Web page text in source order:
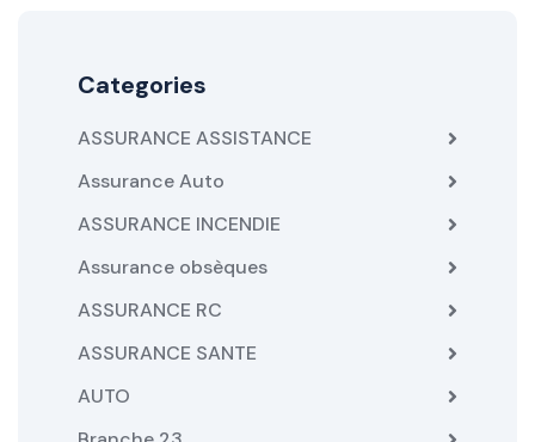
Categories
ASSURANCE ASSISTANCE
Assurance Auto
ASSURANCE INCENDIE
Assurance obsèques
ASSURANCE RC
ASSURANCE SANTE
AUTO